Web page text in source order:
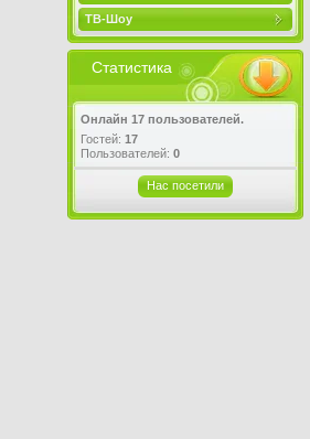
ТВ-Шоу
Статистика
Онлайн 17 пользователей.
Гостей: 17
Пользователей: 0
Нас посетили